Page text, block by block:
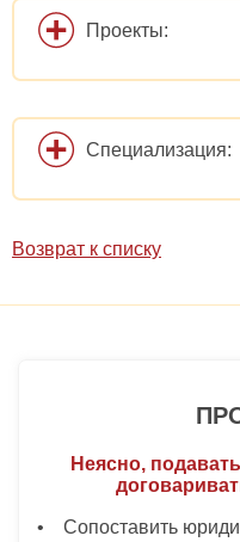
Проекты:
Специализация:
Возврат к списку
Неясно,
• Сопоставить